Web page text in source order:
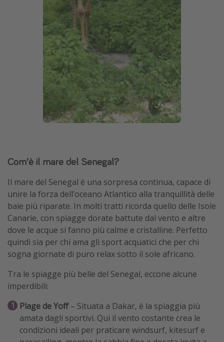
Com’è il mare del Senegal?
Il mare del Senegal è una sorpresa continua, capace di
unire la forza dell’oceano Atlantico alla tranquillità delle
baie più riparate. In molti tratti ricorda quello delle Isole
Canarie, con spiagge dorate battute dal vento e altre
dove le acque si fanno più calme e cristalline. Perfetto
quindi sia per chi ama gli sport acquatici che per chi
sogna giornate di puro relax sotto il sole africano.
Tra le spiagge più belle del Senegal, eccone alcune
imperdibili:
Plage de Yoff– Situata a Dakar, è la spiaggia più
amata dagli sportivi. Qui il vento costante crea le
condizioni ideali per praticare windsurf, kitesurf e